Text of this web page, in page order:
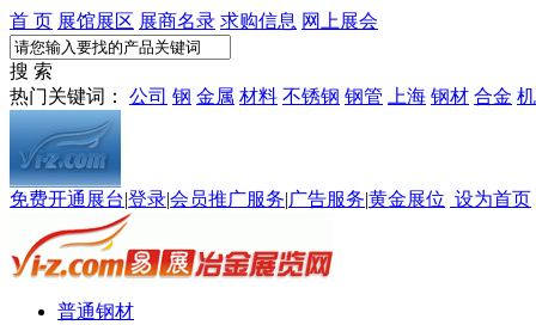
首 页 展馆展区 展商名录 求购信息 网上展会
搜 索
热门关键词： 公司 钢 金属 材料 不锈钢 钢管 上海 钢材 合金
免费开通展台|登录|会员推广服务|广告服务|黄金展位 设为首页
普通钢材